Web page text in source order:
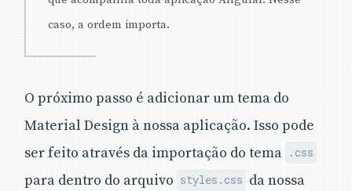
caso, a ordem importa.
O próximo passo é adicionar um tema do
Material Design à nossa aplicação. Isso pode
ser feito através da importação do tema .css
para dentro do arquivo styles.css da nossa